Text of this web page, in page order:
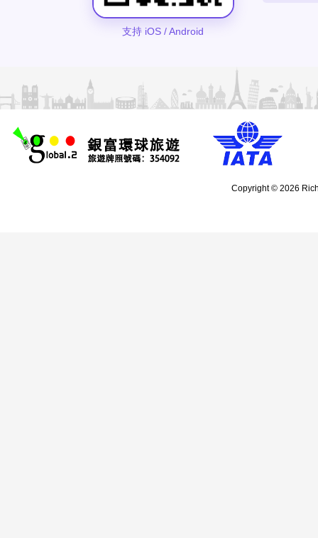
支持 iOS / Android
Copyright © 2026